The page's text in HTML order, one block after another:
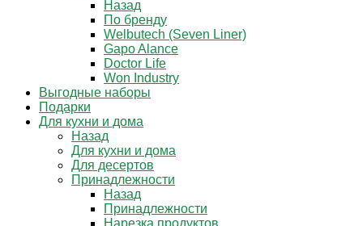
Назад
По бренду
Welbutech (Seven Liner)
Gapo Alance
Doctor Life
Won Industry
Выгодные наборы
Подарки
Для кухни и дома
Назад
Для кухни и дома
Для десертов
Принадлежности
Назад
Принадлежности
Нарезка продуктов